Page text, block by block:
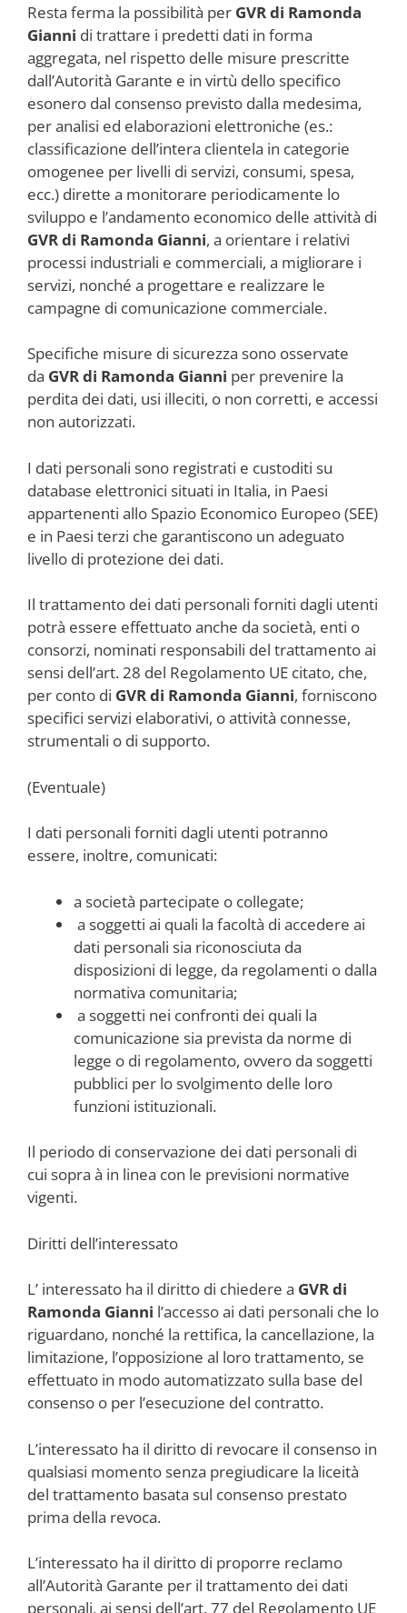
Resta ferma la possibilità per GVR di Ramonda
Gianni di trattare i predetti dati in forma
aggregata, nel rispetto delle misure prescritte
dall’Autorità Garante e in virtù dello specifico
esonero dal consenso previsto dalla medesima,
per analisi ed elaborazioni elettroniche (es.:
classificazione dell’intera clientela in categorie
omogenee per livelli di servizi, consumi, spesa,
ecc.) dirette a monitorare periodicamente lo
sviluppo e l’andamento economico delle attività di
GVR di Ramonda Gianni, a orientare i relativi
processi industriali e commerciali, a migliorare i
servizi, nonché a progettare e realizzare le
campagne di comunicazione commerciale.
Specifiche misure di sicurezza sono osservate
da GVR di Ramonda Gianni per prevenire la
perdita dei dati, usi illeciti, o non corretti, e accessi
non autorizzati.
I dati personali sono registrati e custoditi su
database elettronici situati in Italia, in Paesi
appartenenti allo Spazio Economico Europeo (SEE)
e in Paesi terzi che garantiscono un adeguato
livello di protezione dei dati.
Il trattamento dei dati personali forniti dagli utenti
potrà essere effettuato anche da società, enti o
consorzi, nominati responsabili del trattamento ai
sensi dell’art. 28 del Regolamento UE citato, che,
per conto di GVR di Ramonda Gianni, forniscono
specifici servizi elaborativi, o attività connesse,
strumentali o di supporto.
(Eventuale)
I dati personali forniti dagli utenti potranno
essere, inoltre, comunicati:
a società partecipate o collegate;
a soggetti ai quali la facoltà di accedere ai
dati personali sia riconosciuta da
disposizioni di legge, da regolamenti o dalla
normativa comunitaria;
a soggetti nei confronti dei quali la
comunicazione sia prevista da norme di
legge o di regolamento, ovvero da soggetti
pubblici per lo svolgimento delle loro
funzioni istituzionali.
Il periodo di conservazione dei dati personali di
cui sopra à in linea con le previsioni normative
vigenti.
Diritti dell’interessato
L’ interessato ha il diritto di chiedere a GVR di
Ramonda Gianni l’accesso ai dati personali che lo
riguardano, nonché la rettifica, la cancellazione, la
limitazione, l’opposizione al loro trattamento, se
effettuato in modo automatizzato sulla base del
consenso o per l’esecuzione del contratto.
L’interessato ha il diritto di revocare il consenso in
qualsiasi momento senza pregiudicare la liceità
del trattamento basata sul consenso prestato
prima della revoca.
L’interessato ha il diritto di proporre reclamo
all’Autorità Garante per il trattamento dei dati
personali, ai sensi dell’art. 77 del Regolamento UE